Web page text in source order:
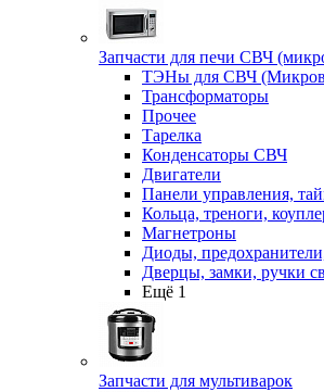
Запчасти для печи СВЧ
ТЭНы для СВЧ
Трансформаторы
Прочее
Тарелка
Конденсаторы СВЧ
Двигатели
Панели управления,
Кольца, треноги,
Магнетроны
Диоды,
Дверцы, замки, ручки
Ещё 1
Запчасти для мультиварок